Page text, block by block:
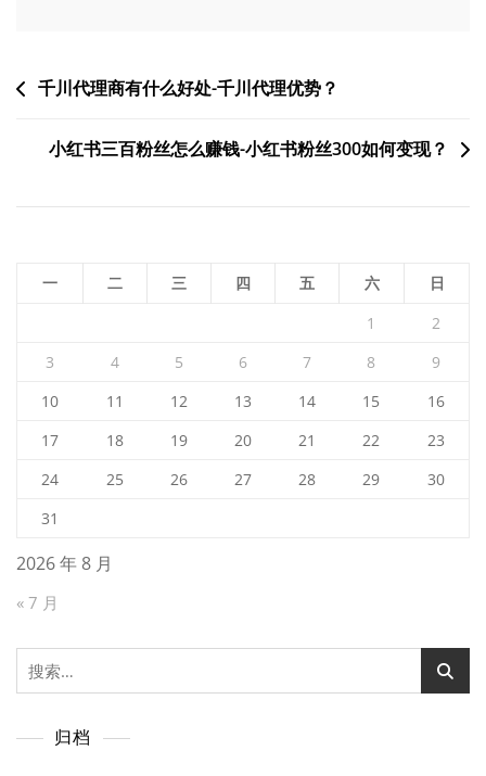
文千川代理商有什么好处-千川代理优势？
小红书三百粉丝怎么赚钱-小红书粉丝300如何变现？
2026 年 8 月
一 二 三 四 五 六
日
1
2
3
4 5 6 7 8
9
10
11 12 13 14 15
16
17
18 19 20 21 22
23
24
25 26 27 28 29
30
31
« 7 月
搜
索：
归档